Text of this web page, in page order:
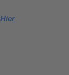
Hier